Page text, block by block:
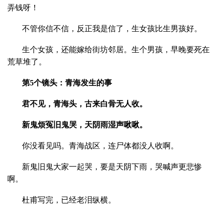
弄钱呀！
不管你信不信，反正我是信了，生女孩比生男孩好。
生个女孩，还能嫁给街坊邻居。生个男孩，早晚要死在
荒草堆了。
第5个镜头：青海发生的事
君不见，青海头，古来白骨无人收。
新鬼烦冤旧鬼哭，天阴雨湿声啾啾。
你没看见吗。青海战区，连尸体都没人收啊。
新鬼旧鬼大家一起哭，要是天阴下雨，哭喊声更悲惨
啊。
杜甫写完，已经老泪纵横。